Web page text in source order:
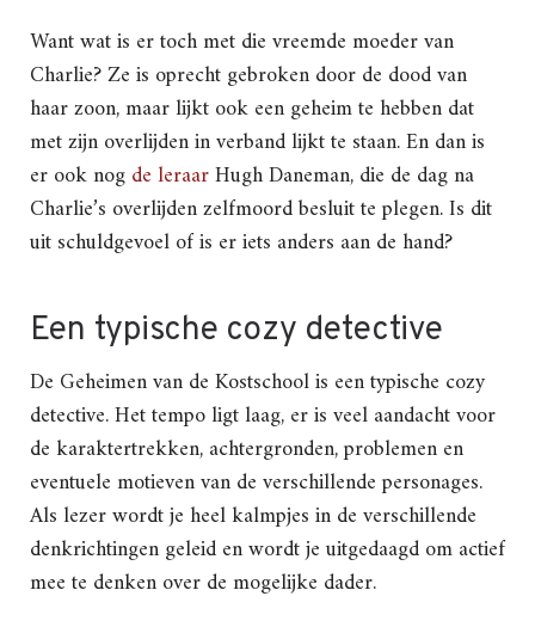
Want wat is er toch met die vreemde moeder van
Charlie? Ze is oprecht gebroken door de dood van
haar zoon, maar lijkt ook een geheim te hebben dat
met zijn overlijden in verband lijkt te staan. En dan is
er ook nogde leraarHugh Daneman, die de dag na
Charlie’s overlijden zelfmoord besluit te plegen. Is dit
uit schuldgevoel of is er iets anders aan de hand?
Een typische cozy detective
De Geheimen van de Kostschool is een typische cozy
detective. Het tempo ligt laag, er is veel aandacht voor
de karaktertrekken, achtergronden, problemen en
eventuele motieven van de verschillende personages.
Als lezer wordt je heel kalmpjes in de verschillende
denkrichtingen geleid en wordt je uitgedaagd om actief
mee te denken over de mogelijke dader.